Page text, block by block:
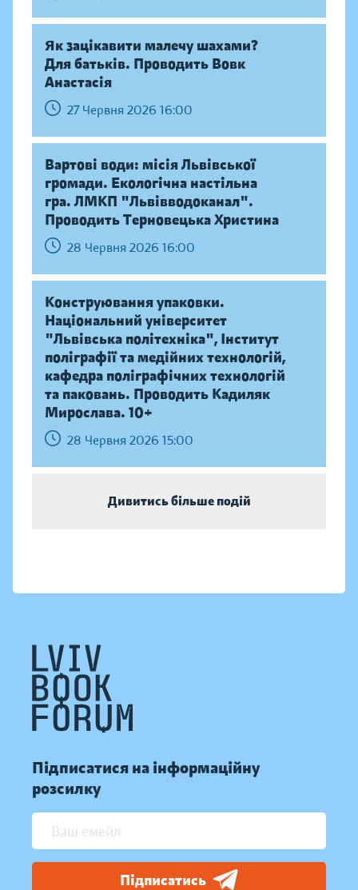
Як зацікавити малечу шахами?
Для батьків. Проводить Вовк
Анастасія
27 Червня 2026 16:00
Вартові води: місія Львівської
громади. Екологічна настільна
гра. ЛМКП "Львівводоканал".
Проводить Терновецька Христина
28 Червня 2026 16:00
Конструювання упаковки.
Національний університет
"Львівська політехніка", Інститут
поліграфії та медійних технологій,
кафедра поліграфічних технологій
та паковань. Проводить Кадиляк
Мирослава. 10+
28 Червня 2026 15:00
Дивитись більше подій
Підписатися на інформаційну
розсилку
Підписатись